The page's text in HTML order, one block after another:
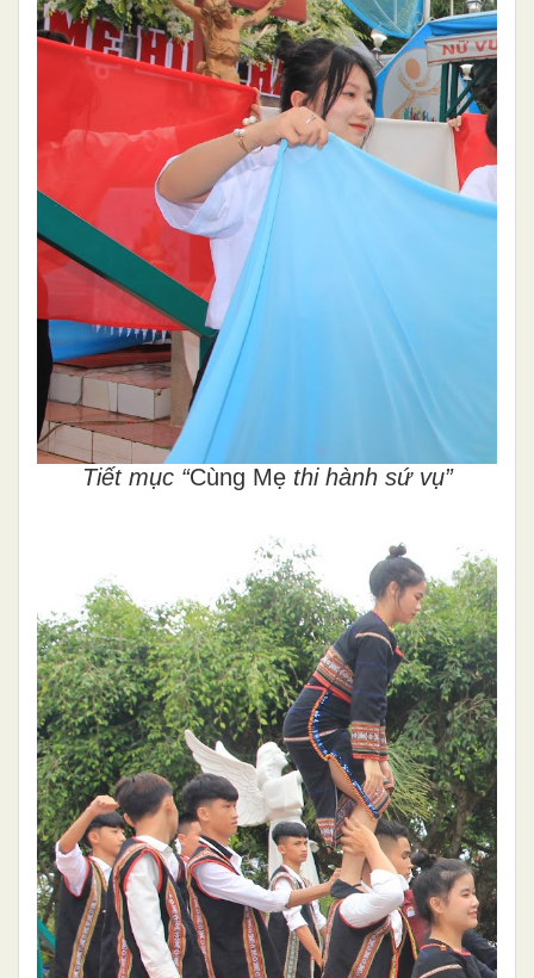
Tiết mục “Cùng Mẹthi hành sứ vụ”